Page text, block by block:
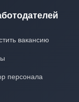
вакансию
персонала